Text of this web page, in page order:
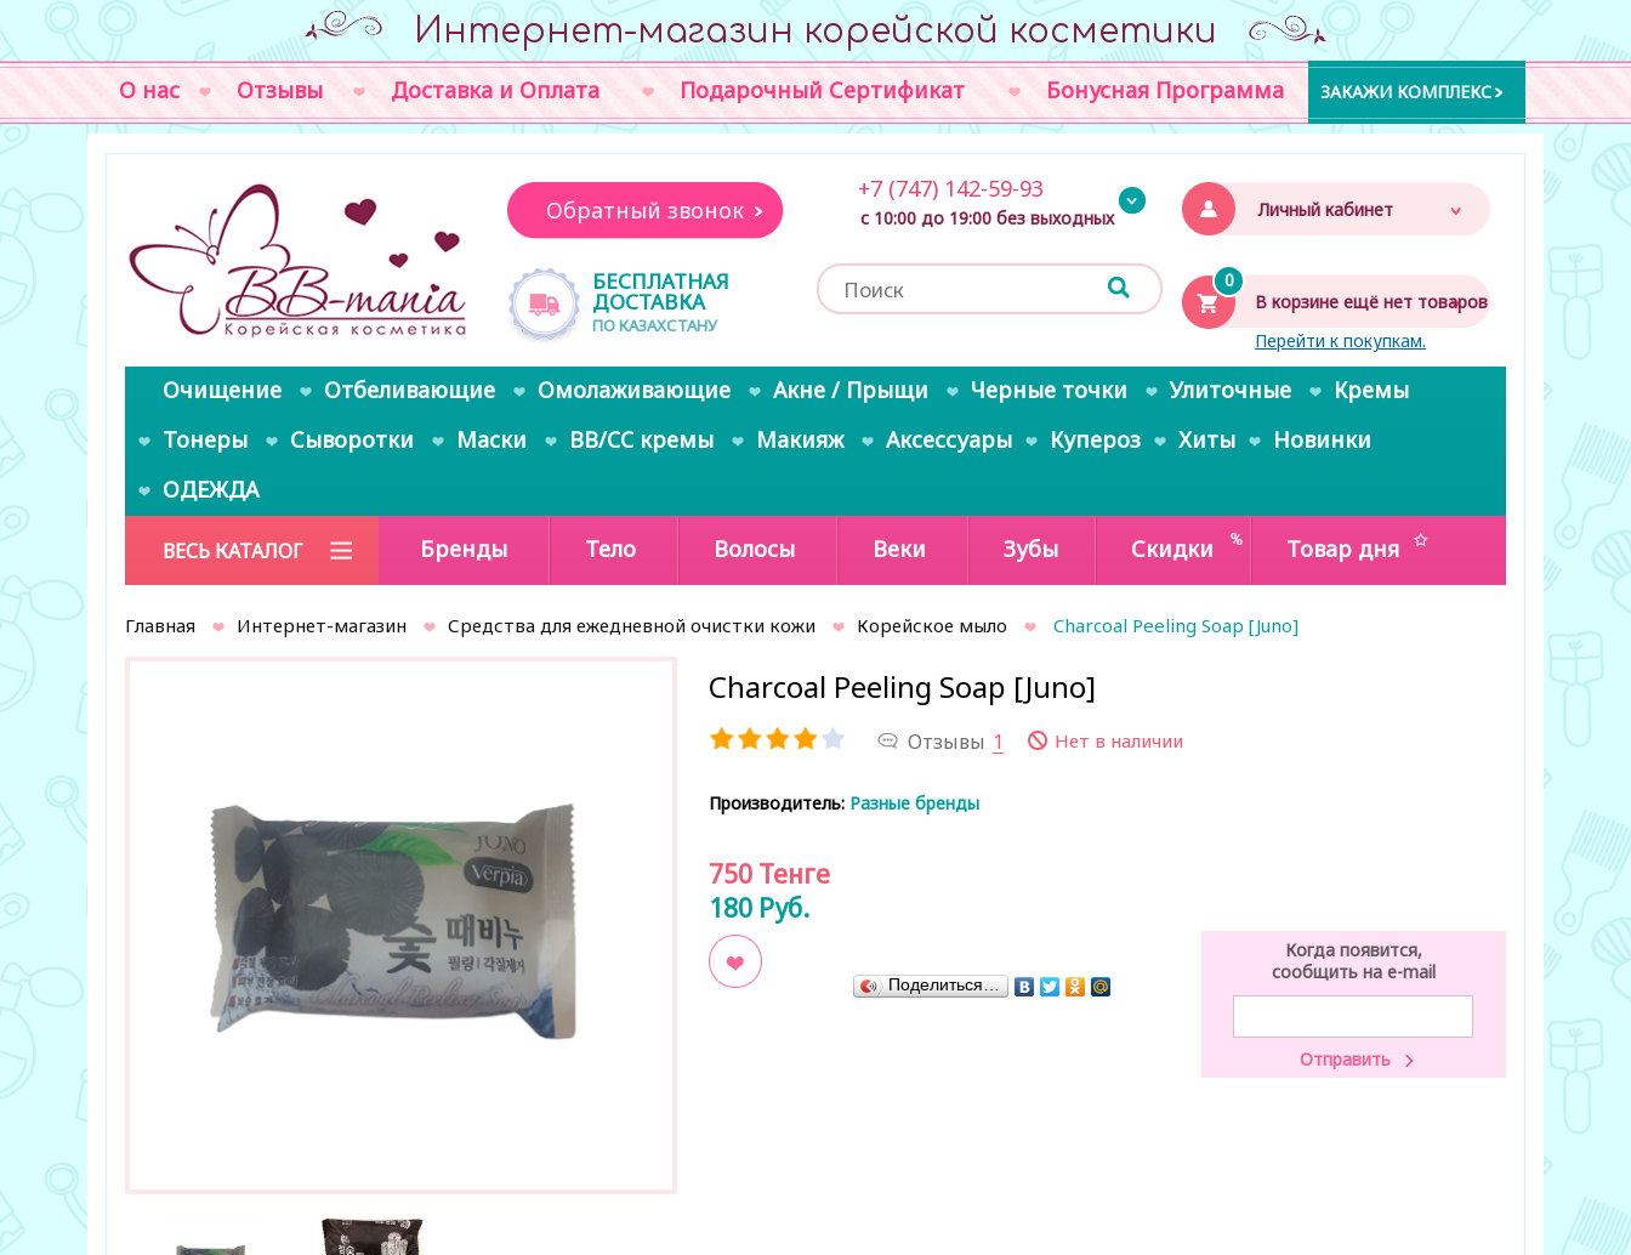
Интернет-магазин корейской косметики
О нас Отзывы Доставка и Оплата Подарочный Сертификат Бонусная Программа ЗАКАЖИ КОМПЛЕКС
Личный кабинет
0
В корзине ещё нет товаров
Перейти к покупкам.
Обратный звонок
БЕСПЛАТНАЯ
ДОСТАВКА
ПО КАЗАХСТАНУ
+7 (747) 142-59-93
с 10:00 до 19:00 без выходных
Очищение Отбеливающие Омолаживающие Акне / Прыщи Черные точки Улиточные
Кремы
Тонеры
Сыворотки Маски BB/CC кремы Макияж Аксессуары Купероз Хиты
Новинки
ОДЕЖДА
ВЕСЬ КАТАЛОГ Бренды Тело Волосы Веки Зубы Скидки Товар дня
Главная Интернет-магазин Средства для ежедневной очистки кожи Корейское мыло Charcoal Peeling Soap [Juno]
Charcoal Peeling Soap [Juno]
Отзывы 1 Нет в наличии
Производитель: Разные бренды
750 Тенге
180 Руб.
Когда появится,
сообщить на e-mail
Поделиться…